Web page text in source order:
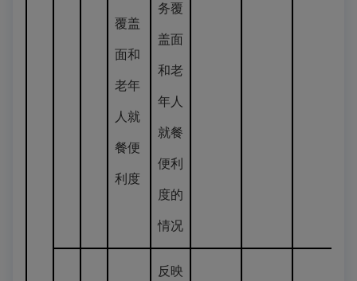
覆盖
面和
老年
人就
餐便
利度
务覆
盖面
和老
年人
就餐
便利
度的
情况
反映